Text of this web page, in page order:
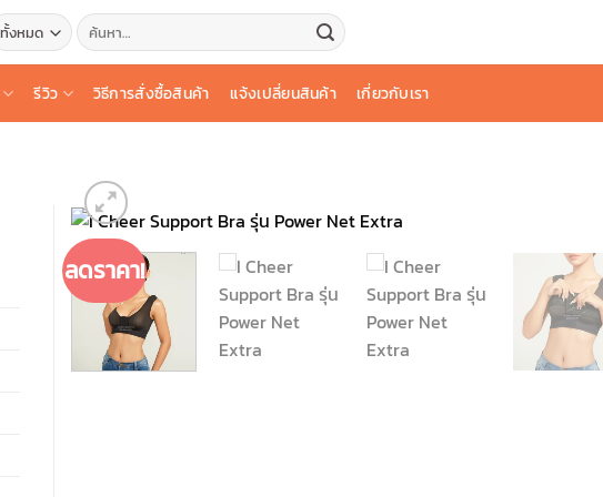
ค้นหา:
รีวิว วิธีการสั่งซื้อสินค้า แจ้งเปลี่ยนสินค้า เกี่ยวกับเรา
ลดราคา!